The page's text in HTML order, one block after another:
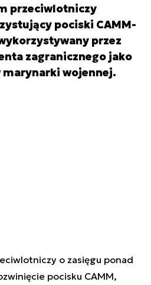
przeciwlotniczy
pociski CAMM-
przez
zagranicznego jako
wojennej.
o zasięgu ponad
pocisku CAMM,